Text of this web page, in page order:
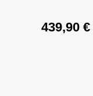
€. 439,90 €